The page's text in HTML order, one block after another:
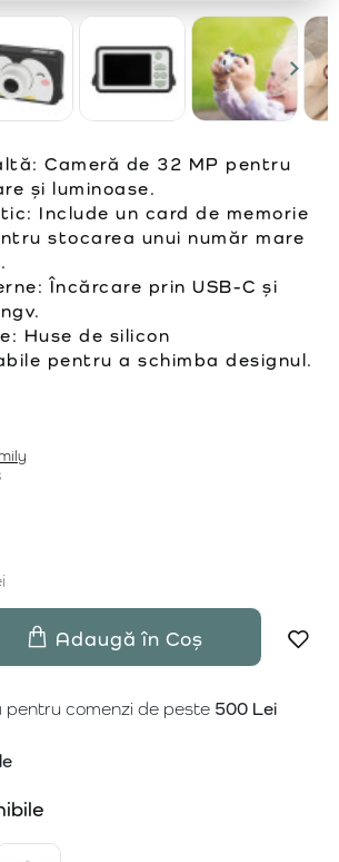
Cameră de 32 MP pentru
și luminoase.
Include un card de memorie
stocarea unui număr mare
Încărcare prin USB-C și
Huse de silicon
pentru a schimba designul.
Adaugă în Coș
pentru comenzi de peste 500 Lei